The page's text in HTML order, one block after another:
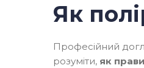
Як
Професійний
розуміти, як